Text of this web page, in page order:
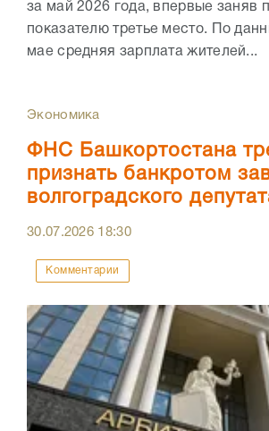
за май 2026 года, впервые заняв
показателю третье место. По
мае средняя зарплата жителей...
Экономика
ФНС Башкортостана
признать банкротом
волгоградского
30.07.2026 18:30
Комментарии